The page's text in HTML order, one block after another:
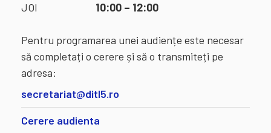
JOI 10:00 – 12:00
Pentru programarea unei audiențe este necesar
să completați o cerere și să o transmiteți pe
adresa:
secretariat@ditl5.ro
Cerere audienta